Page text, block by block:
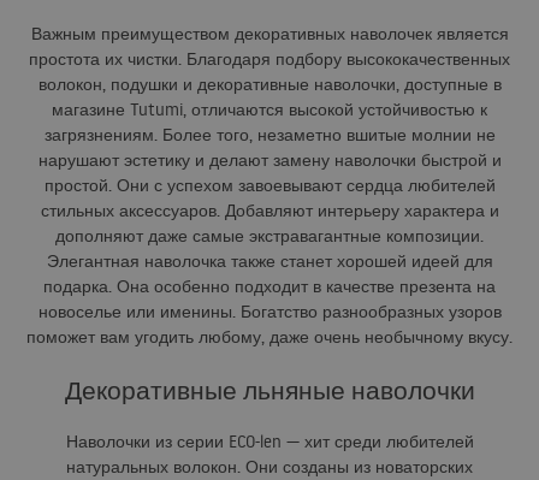
Важным преимуществом декоративных наволочек является
простота их чистки. Благодаря подбору высококачественных
волокон, подушки и декоративные наволочки, доступные в
магазине Tutumi, отличаются высокой устойчивостью к
загрязнениям. Более того, незаметно вшитые молнии не
нарушают эстетику и делают замену наволочки быстрой и
простой. Они с успехом завоевывают сердца любителей
стильных аксессуаров. Добавляют интерьеру характера и
дополняют даже самые экстравагантные композиции.
Элегантная наволочка также станет хорошей идеей для
подарка. Она особенно подходит в качестве презента на
новоселье или именины. Богатство разнообразных узоров
поможет вам угодить любому, даже очень необычному вкусу.
Декоративные льняные наволочки
Наволочки из серии ECO-len — хит среди любителей
натуральных волокон. Они созданы из новаторских